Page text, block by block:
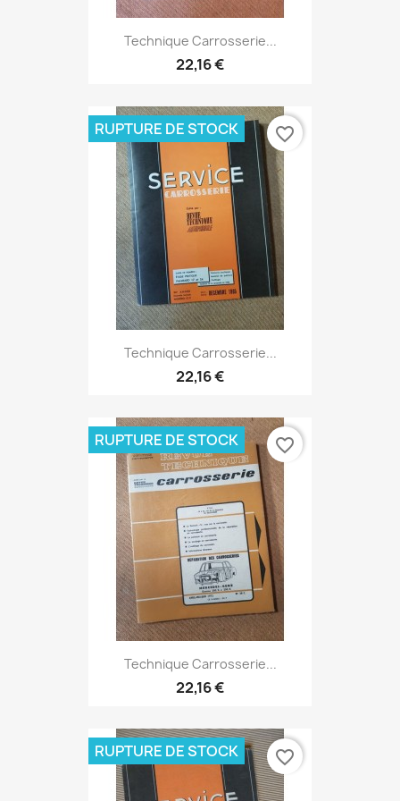
Technique Carrosserie...
22,16 €
Technique Carrosserie...
22,16 €
RUPTURE DE STOCK favorite_border
Technique Carrosserie...
22,16 €
RUPTURE DE STOCK favorite_border
RUPTURE DE STOCK favorite_border